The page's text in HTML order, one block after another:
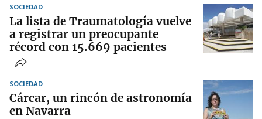
SOCIEDAD
La lista de Traumatología vuelve
a registrar un preocupante
récord con 15.669 pacientes
SOCIEDAD
Cárcar, un rincón de astronomía
en Navarra